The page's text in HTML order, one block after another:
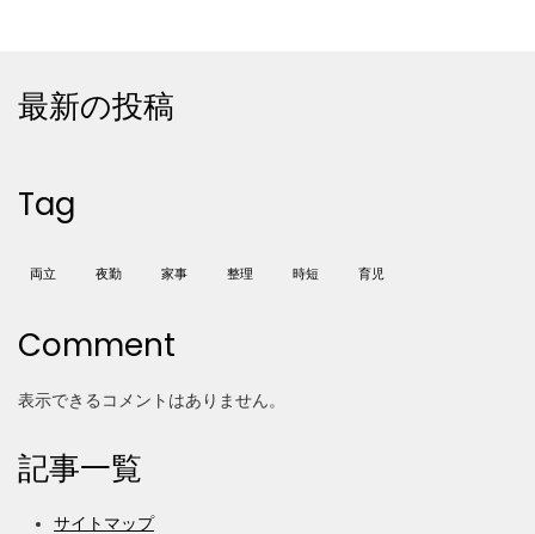
最新の投稿
Tag
両立 夜勤 家事 整理 時短 育児
Comment
表示できるコメントはありません。
記事一覧
サイトマップ